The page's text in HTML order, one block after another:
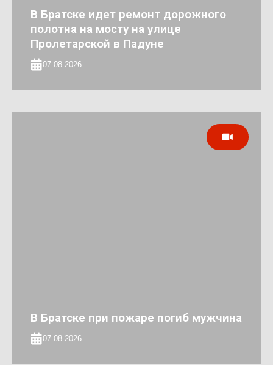
В Братске идет ремонт дорожного
полотна на мосту на улице
Пролетарской в Падуне
07.08.2026
В Братске при пожаре погиб мужчина
07.08.2026